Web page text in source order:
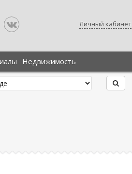
Личный кабинет
Недвижимость